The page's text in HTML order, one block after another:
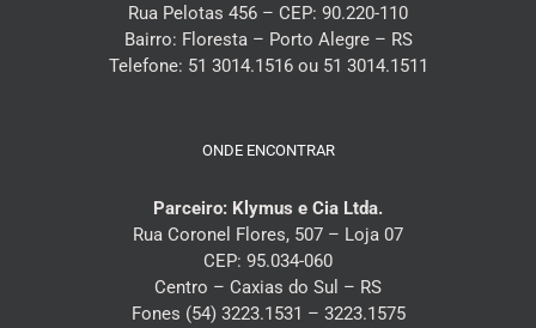
Rua Pelotas 456 – CEP: 90.220-110
Bairro: Floresta – Porto Alegre – RS
Telefone: 51 3014.1516 ou 51 3014.1511
ONDE ENCONTRAR
Parceiro: Klymus e Cia Ltda.
Rua Coronel Flores, 507 – Loja 07
CEP: 95.034-060
Centro – Caxias do Sul – RS
Fones (54) 3223.1531 – 3223.1575